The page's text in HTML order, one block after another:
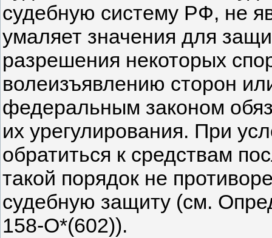
судебную систему РФ, не
умаляет значения для
разрешения некоторых
волеизъявлению сторон
федеральным законом
их урегулирования. При
обратиться к средствам
такой порядок не
судебную защиту (см.
158-О*(602)).